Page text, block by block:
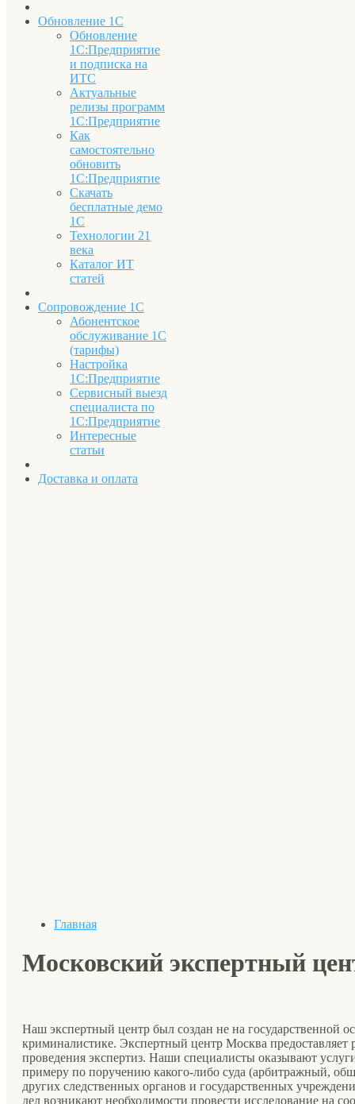
Обновление 1С
Обновление
1С:Предприятие
и подписка на
ИТС
Актуальные
релизы программ
1С:Предприятие
Как
самостоятельно
обновить
1С:Предприятие
Скачать
бесплатные демо
1С
Технологии 21
века
Каталог ИТ
статей
Сопровождение 1С
Абонентское
обслуживание 1С
(тарифы)
Настройка
1С:Предприятие
Сервисный выезд
специалиста по
1С:Предприятие
Интересные
статьи
Доставка и оплата
Главная
Московский экспертный
Наш экспертный центр был создан не на государственной
криминалистике. Экспертный центр Москва предоставляет
проведения экспертиз. Наши специалисты оказывают
примеру по поручению какого-либо суда (арбитражный,
других следственных органов и государственных
дел возникают необходимости провести исследование на